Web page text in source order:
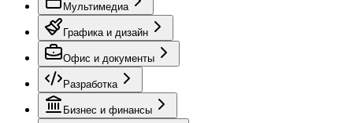
Мультимедиа
Графика и дизайн
Офис и документы
Разработка
Бизнес и финансы